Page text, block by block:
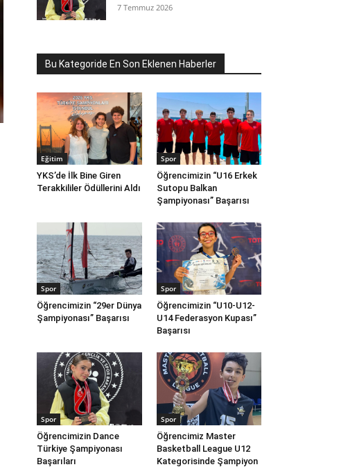
7 Temmuz 2026
Bu Kategoride En Son Eklenen Haberler
Eğitim
YKS’de İlk Bine Giren
Terakkililer Ödüllerini Aldı
Spor
Öğrencimizin “U16 Erkek
Sutopu Balkan
Şampiyonası” Başarısı
Spor
Öğrencimizin “29er Dünya
Şampiyonası” Başarısı
Spor
Öğrencimizin “U10-U12-
U14 Federasyon Kupası”
Başarısı
Spor
Öğrencimizin Dance
Türkiye Şampiyonası
Başarıları
Spor
Öğrencimiz Master
Basketball League U12
Kategorisinde Şampiyon